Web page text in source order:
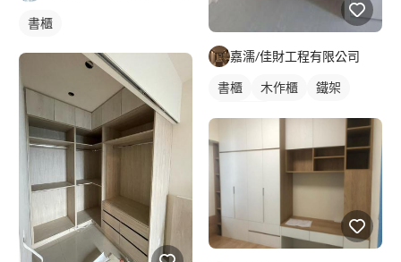
書櫃
嘉濡/佳財工程有限公司
書櫃 木作櫃
鐵架